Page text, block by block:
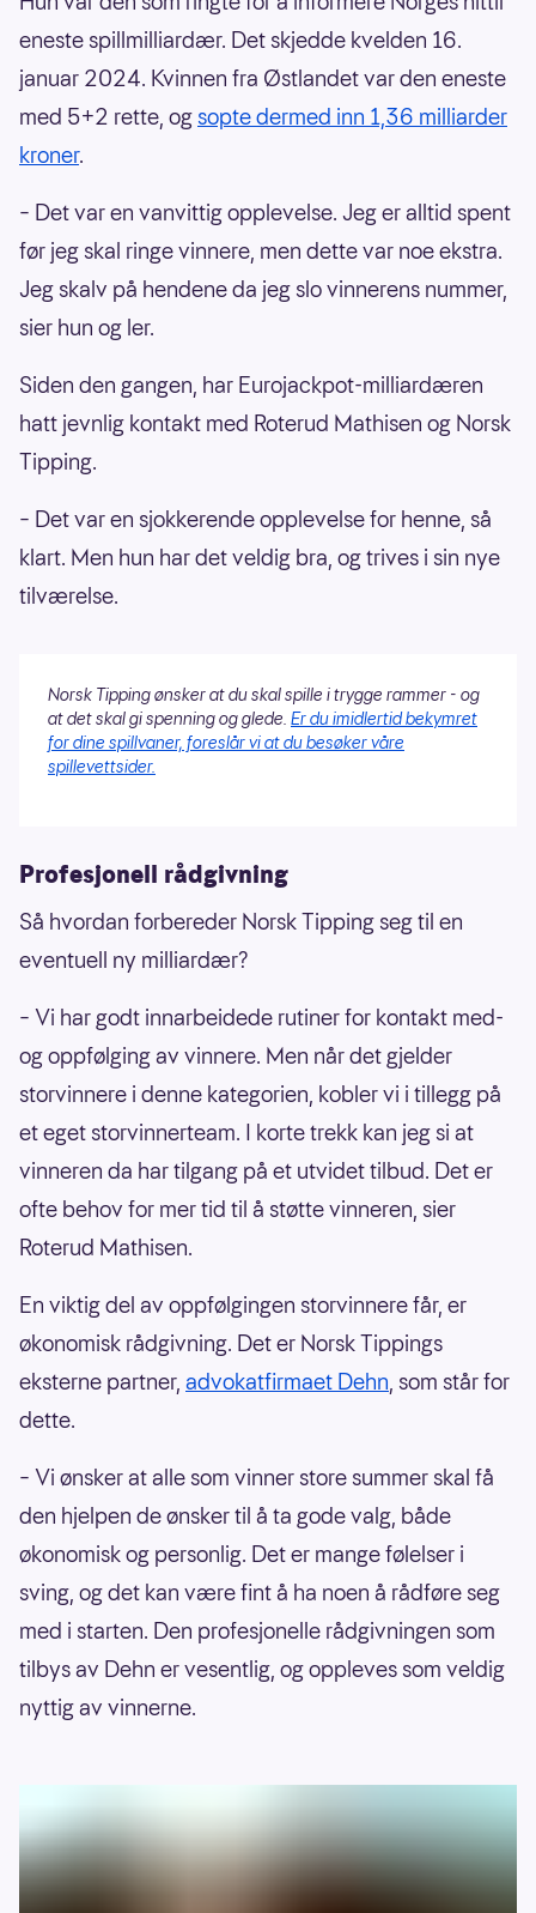
eneste spillmilliardær. Det skjedde kvelden 16.
januar 2024. Kvinnen fra Østlandet var den eneste
med 5+2 rette, ogsopte dermed inn 1,36 milliarder
kroner.
– Det var en vanvittig opplevelse. Jeg er alltid spent
før jeg skal ringe vinnere, men dette var noe ekstra.
Jeg skalv på hendene da jeg slo vinnerens nummer,
sier hun og ler.
Siden den gangen, har Eurojackpot-milliardæren
hatt jevnlig kontakt med Roterud Mathisen og Norsk
Tipping.
– Det var en sjokkerende opplevelse for henne, så
klart. Men hun har det veldig bra, og trives i sin nye
tilværelse.
Norsk Tipping ønsker at du skal spille i trygge rammer - og
at det skal gi spenning og glede. Er du imidlertid bekymret
for dine spillvaner, foreslår vi at du besøker våre
spillevettsider.
Profesjonell rådgivning
Så hvordan forbereder Norsk Tipping seg til en
eventuell ny milliardær?
– Vi har godt innarbeidede rutiner for kontakt med-
og oppfølging av vinnere. Men når det gjelder
storvinnere i denne kategorien, kobler vi i tillegg på
et eget storvinnerteam. I korte trekk kan jeg si at
vinneren da har tilgang på et utvidet tilbud. Det er
ofte behov for mer tid til å støtte vinneren, sier
Roterud Mathisen.
En viktig del av oppfølgingen storvinnere får, er
økonomisk rådgivning. Det er Norsk Tippings
eksterne partner, advokatfirmaet Dehn, som står for
dette.
– Vi ønsker at alle som vinner store summer skal få
den hjelpen de ønsker til å ta gode valg, både
økonomisk og personlig. Det er mange følelser i
sving, og det kan være fint å ha noen å rådføre seg
med i starten. Den profesjonelle rådgivningen som
tilbys av Dehn er vesentlig, og oppleves som veldig
nyttig av vinnerne.